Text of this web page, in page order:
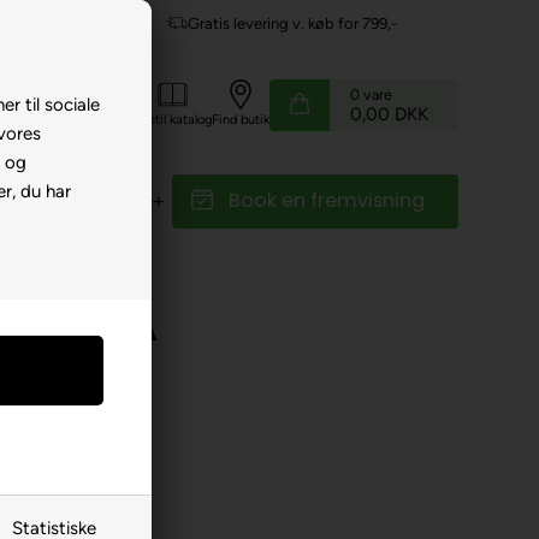
til sociale
og
du har
Statistiske
Gratis levering v. køb for 799,-
Bestil katalogFind butik
0 vare
0,00 DKK
Reservedele Book en fremvisning
800A